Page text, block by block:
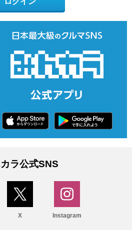
ラ公式SNS
X Instagram